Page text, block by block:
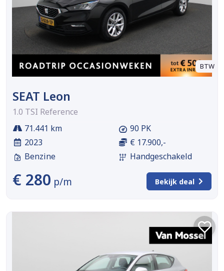
BTW
SEAT Leon
1.0 TSI Reference
71.441 km
2023
Benzine
90 PK
€ 17.900,-
Handgeschakeld
€ 280 p/m Bekijk deal